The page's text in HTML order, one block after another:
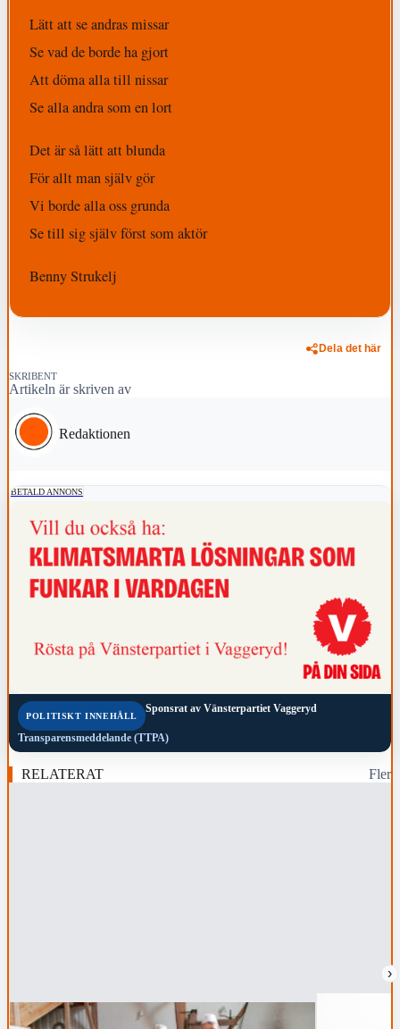
Lätt att se andras missar
Se vad de borde ha gjort
Att döma alla till nissar
Se alla andra som en lort
Det är så lätt att blunda
För allt man själv gör
Vi borde alla oss grunda
Se till sig själv först som aktör
Benny Strukelj
Dela det här
SKRIBENT
Artikeln är skriven av
Redaktionen
BETALD ANNONS
POLITISKT INNEHÅLL
Sponsrat av Vänsterpartiet Vaggeryd
Transparensmeddelande (TTPA)
RELATERAT Fler
›